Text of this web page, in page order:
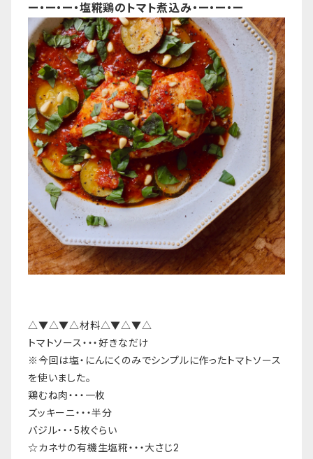
ー・ー・ー・塩糀鶏のトマト煮込み・ー・ー・ー
△▼△▼△材料△▼△▼△
トマトソース・・・好きなだけ
※今回は塩・にんにくのみでシンプルに作ったトマトソース
を使いました。
鶏むね肉・・・一枚
ズッキーニ・・・半分
バジル・・・5枚ぐらい
☆カネサの有機生塩糀・・・大さじ2